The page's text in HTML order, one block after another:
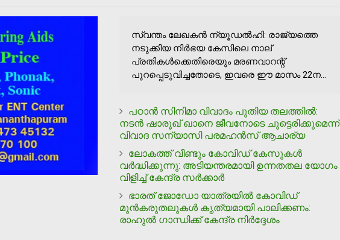
സ്വന്തം ലേഖകന്‍ ന്യൂഡല്‍ഹി: രാജ്യത്തെ
നടുക്കിയ നിര്‍ഭയ കേസിലെ നാല്
പ്രതികള്‍ക്കെതിരെയും മരണവാറന്റ്
പുറപ്പെടുവിച്ചതോടെ, ഇവരെ ഈ മാസം 22ന...
പഠാന്‍ സിനിമാ വിവാദം പുതിയ തലത്തില്‍:
നടന്‍ ഷാരൂഖ് ഖാനെ ജീവനോടെ ചുട്ടെരിക്കുമെന്ന്
വിവാദ സന്യാസി പരമഹന്‍സ് ആചാര്യ
ലോകത്ത് വീണ്ടും കോവിഡ് കേസുകള്‍
വര്‍ദ്ധിക്കുന്നു: അടിയന്തരമായി ഉന്നതതല യോഗം
വിളിച്ച് കേന്ദ്ര സര്‍ക്കാര്‍
ഭാരത് ജോഡോ യാത്രയില്‍ കോവിഡ്
മുന്‍കരുതലുകള്‍ കൃത്യമായി പാലിക്കണം:
രാഹുല്‍ ഗാന്ധിക്ക് കേന്ദ്ര നിര്‍ദ്ദേശം